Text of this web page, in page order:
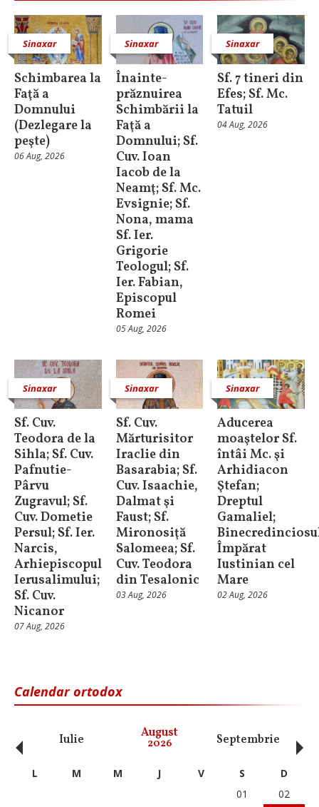
Sinaxar
Schimbarea la
Faţă a
Domnului
(Dezlegare la
peşte)
06 Aug, 2026
Sinaxar
Înainte-
prăznuirea
Schimbării la
Faţă a
Domnului; Sf.
Cuv. Ioan
Iacob de la
Neamţ; Sf. Mc.
Evsignie; Sf.
Nona, mama
Sf. Ier.
Grigorie
Teologul; Sf.
Ier. Fabian,
Episcopul
Romei
05 Aug, 2026
Sinaxar
Sf. 7 tineri din
Efes; Sf. Mc.
Tatuil
04 Aug, 2026
Sinaxar
Sf. Cuv.
Teodora de la
Sihla; Sf. Cuv.
Pafnutie-
Pârvu
Zugravul; Sf.
Cuv. Dometie
Persul; Sf. Ier.
Narcis,
Arhiepiscopul
Ierusalimului;
Sf. Cuv.
Nicanor
07 Aug, 2026
Sinaxar
Sf. Cuv.
Mărturisitor
Iraclie din
Basarabia; Sf.
Cuv. Isaachie,
Dalmat şi
Faust; Sf.
Mironosiţă
Salomeea; Sf.
Cuv. Teodora
din Tesalonic
03 Aug, 2026
Sinaxar
Aducerea
moaştelor Sf.
întâi Mc. şi
Arhidiacon
Ştefan;
Dreptul
Gamaliel;
Împărat
Iustinian cel
Mare
02 Aug, 2026
Calendar ortodox
Iulie August
2026 Septembrie
‹ L M M J V S
D
01
02